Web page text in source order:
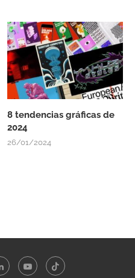
8 tendencias gráficas de
2024
26/01/2024